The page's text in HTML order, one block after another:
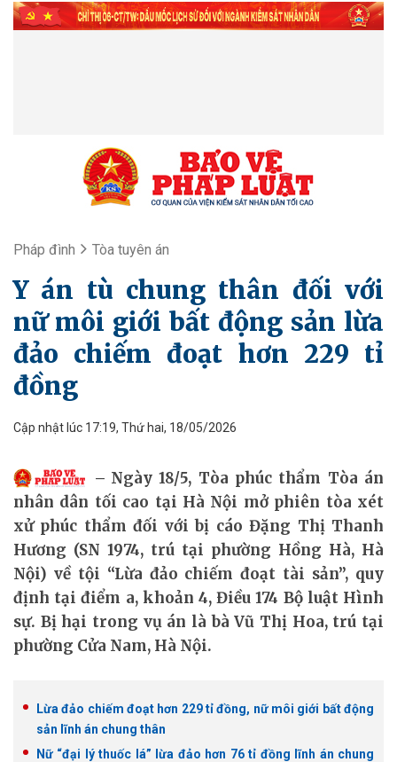
Pháp đình Tòa tuyên án
Y án tù chung thân đối với
nữ môi giới bất động sản lừa
đảo chiếm đoạt hơn 229 tỉ
đồng
Cập nhật lúc 17:19, Thứ hai, 18/05/2026
Ngày 18/5, Tòa phúc thẩm Tòa án
nhân dân tối cao tại Hà Nội mở phiên tòa xét
xử phúc thẩm đối với bị cáo Đặng Thị Thanh
Hương (SN 1974, trú tại phường Hồng Hà, Hà
Nội) về tội “Lừa đảo chiếm đoạt tài sản”, quy
định tại điểm a, khoản 4, Điều 174 Bộ luật Hình
sự. Bị hại trong vụ án là bà Vũ Thị Hoa, trú tại
phường Cửa Nam, Hà Nội.
Lừa đảo chiếm đoạt hơn 229 tỉ đồng, nữ môi giới bất động
sản lĩnh án chung thân
Nữ “đại lý thuốc lá” lừa đảo hơn 76 tỉ đồng lĩnh án chung